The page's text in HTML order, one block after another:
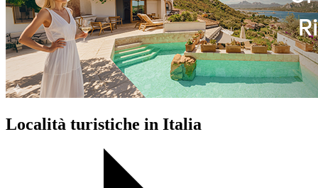
Località turistiche in Italia